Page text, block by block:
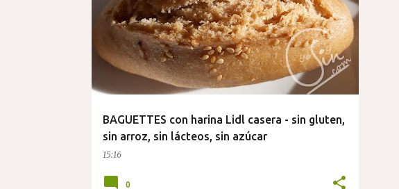
BAGUETTES con harina Lidl casera - sin gluten,
sin arroz, sin lácteos, sin azúcar
15:16
0